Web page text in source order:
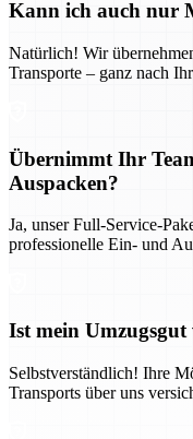
Kann ich auch nur
Natürlich! Wir
Transporte – ganz nach
Übernimmt Ihr
Auspacken?
Ja, unser Full-Service-
professionelle Ein- und
Ist mein Umzugsgut
Selbstverständlich! Ihre
Transports über uns